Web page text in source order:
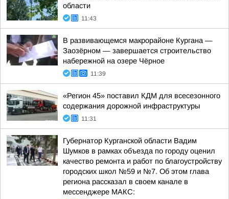
области
11:43
В развивающемся макрорайоне Кургана —
Заозёрном — завершается строительство
набережной на озере Чёрное
11:39
«Регион 45» поставил КДМ для всесезонного
содержания дорожной инфраструктуры
11:31
Губернатор Курганской области Вадим
Шумков в рамках объезда по городу оценил
качество ремонта и работ по благоустройству
городских школ №59 и №7. Об этом глава
региона рассказал в своем канале в
мессенджере МАКС: